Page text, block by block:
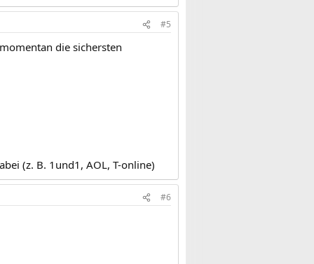
#5
die sichersten
(z. B. 1und1, AOL, T-online)
#6